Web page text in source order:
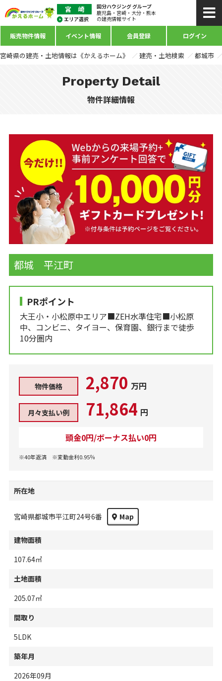
国分ハウジング グループ
鹿児島・宮崎・大分・熊本
の建売情報サイト
販売物件情報 イベント情報 会員登録 ログイン
宮崎県の建売・土地情報は《かえるホーム》 建売・土地検索 都城市
Property Detail
物件詳細情報
都城 平江町
PRポイント
大王小・小松原中エリア■ZEH水準住宅■小松原
中、コンビニ、タイヨー、保育園、銀行まで徒歩
10分圏内
物件価格 2,870 万円
月々支払い例 71,864 円
頭金0円/ボーナス払い0円
※40年返済 ※変動金利0.95％
所在地
宮崎県都城市平江町24号6番 Map
建物面積
107.64㎡
土地面積
205.07㎡
間取り
5LDK
築年月
2026年09月